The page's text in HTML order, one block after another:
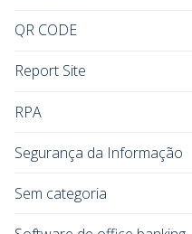
QR CODE
Report Site
RPA
Segurança da Informação
Sem categoria